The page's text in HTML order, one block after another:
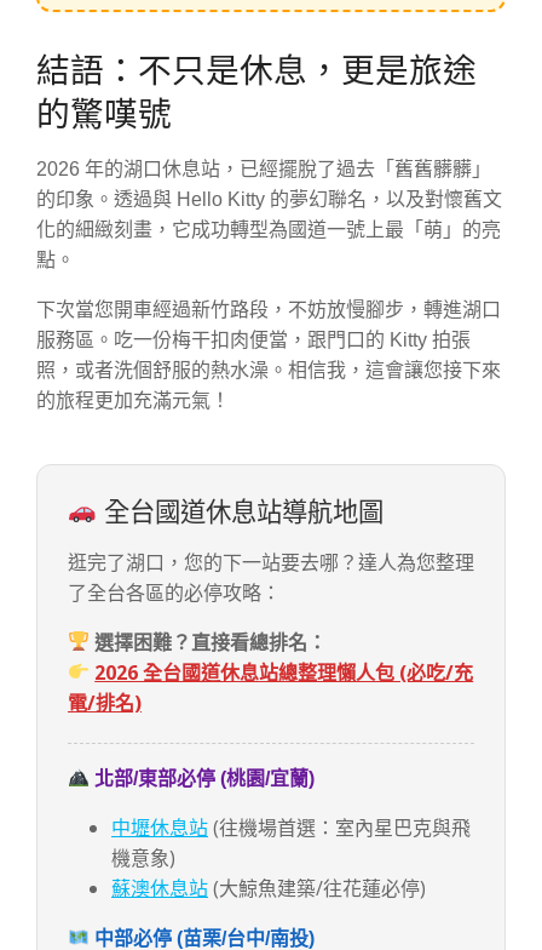
結語：不只是休息，更是旅途
的驚嘆號
2026 年的湖口休息站，已經擺脫了過去「舊舊髒髒」
的印象。透過與 Hello Kitty 的夢幻聯名，以及對懷舊文
化的細緻刻畫，它成功轉型為國道一號上最「萌」的亮
點。
下次當您開車經過新竹路段，不妨放慢腳步，轉進湖口
服務區。吃一份梅干扣肉便當，跟門口的 Kitty 拍張
照，或者洗個舒服的熱水澡。相信我，這會讓您接下來
的旅程更加充滿元氣！
全台國道休息站導航地圖
逛完了湖口，您的下一站要去哪？達人為您整理
了全台各區的必停攻略：
選擇困難？直接看總排名：
2026 全台國道休息站總整理懶人包 (必吃/充
電/排名)
北部/東部必停 (桃園/宜蘭)
中壢休息站(往機場首選：室內星巴克與飛
機意象)
蘇澳休息站(大鯨魚建築/往花蓮必停)
中部必停 (苗栗/台中/南投)